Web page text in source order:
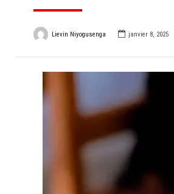
Lievin Niyogusenga janvier 8, 2025